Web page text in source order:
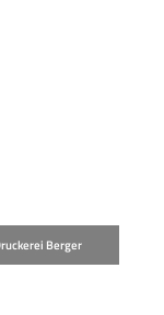
Berger